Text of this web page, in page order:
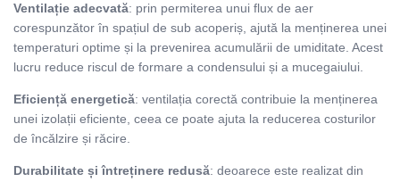
Ventilație adecvată: prin permiterea unui flux de aer
corespunzător în spațiul de sub acoperiș, ajută la menținerea unei
temperaturi optime și la prevenirea acumulării de umiditate. Acest
lucru reduce riscul de formare a condensului și a mucegaiului.
Eficiență energetică: ventilația corectă contribuie la menținerea
unei izolații eficiente, ceea ce poate ajuta la reducerea costurilor
de încălzire și răcire.
Durabilitate și întreținere redusă: deoarece este realizat din